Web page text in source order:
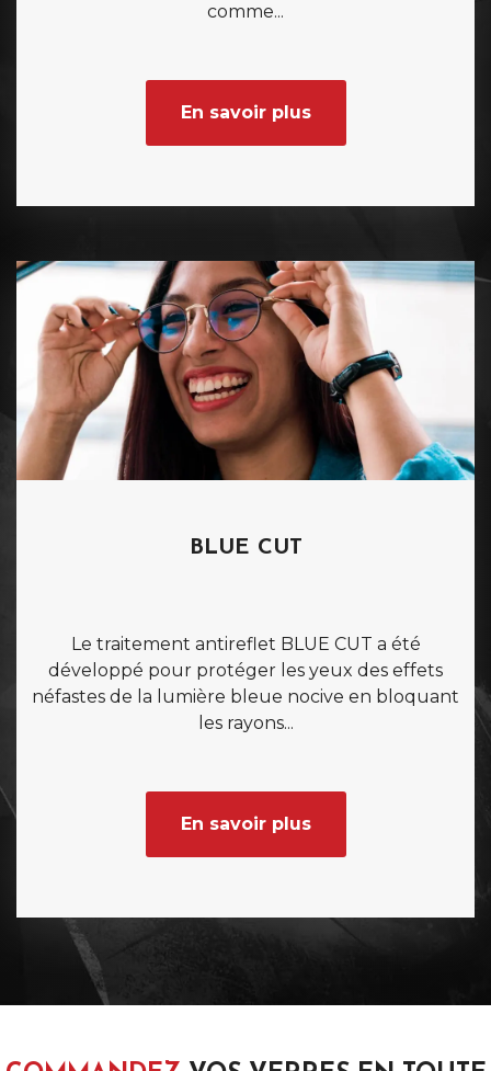
comme...
En savoir plus
BLUE CUT
Le traitement antireflet BLUE CUT a été
développé pour protéger les yeux des effets
néfastes de la lumière bleue nocive en bloquant
les rayons...
En savoir plus